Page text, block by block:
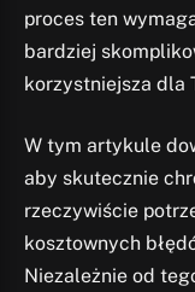
proces ten
bardziej
korzystniejsza dla
W tym artykule
aby skutecznie
rzeczywiście
kosztownych
Niezależnie od